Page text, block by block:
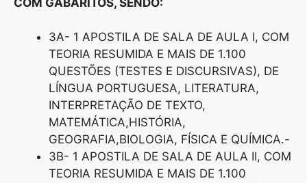
3A- 1 APOSTILA DE SALA DE AULA I, COM
TEORIA RESUMIDA E MAIS DE 1.100
QUESTÕES (TESTES E DISCURSIVAS), DE
LÍNGUA PORTUGUESA, LITERATURA,
INTERPRETAÇÃO DE TEXTO,
MATEMÁTICA,HISTÓRIA,
GEOGRAFIA,BIOLOGIA, FÍSICA E QUÍMICA.-
3B- 1 APOSTILA DE SALA DE AULA II, COM
TEORIA RESUMIDA E MAIS DE 1.100